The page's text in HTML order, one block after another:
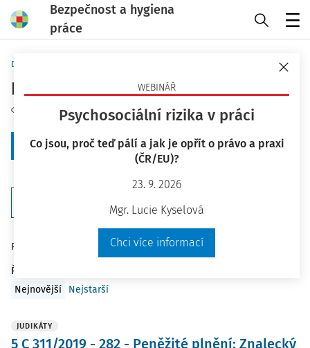
Bezpečnost a hygiena
práce
WEBINÁŘ
Psychosociální rizika v práci
Co jsou, proč teď pálí a jak je opřít o právo a praxi
(ČR/EU)?
23. 9. 2026
Mgr. Lucie Kyselová
Chci více informací
Domů
požární ochrana - strana 3
Sledovat téma
+ Zobrazit předchozích 20
Počet vyhledaných dokumentů:199
Řadit podle
Nejnovější
Nejstarší
JUDIKÁTY
5 C 311/2019 - 282 - Peněžité plnění; Znalecký